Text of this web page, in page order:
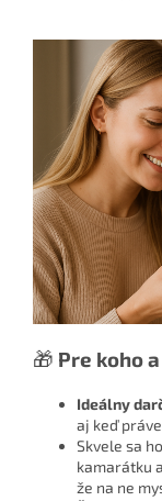
🎁 Pre koho
Ideálny
aj keď
Skvele sa
kamarátku
že na ne